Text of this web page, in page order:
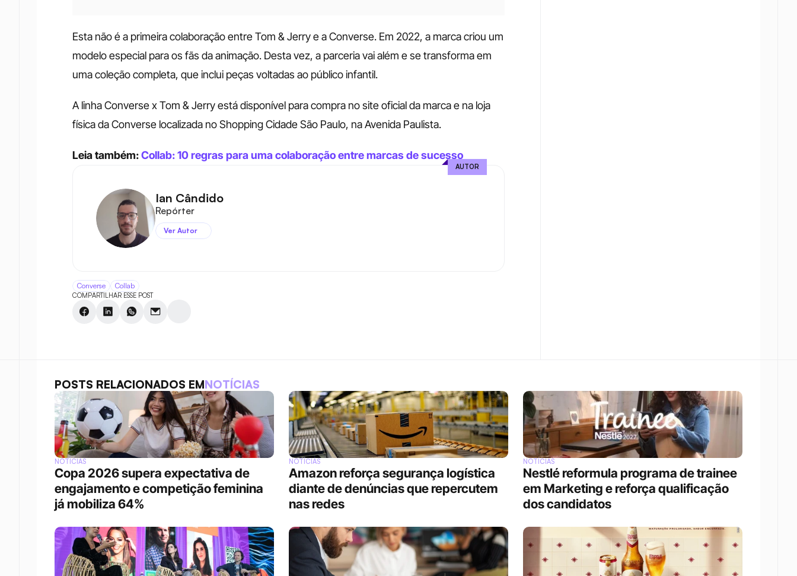
Esta não é a primeira colaboração entre Tom & Jerry e a Converse. Em 2022, a marca criou um
modelo especial para os fãs da animação. Desta vez, a parceria vai além e se transforma em
uma coleção completa, que inclui peças voltadas ao público infantil.
A linha Converse x Tom & Jerry está disponível para compra no site oficial da marca e na loja
física da Converse localizada no Shopping Cidade São Paulo, na Avenida Paulista.
Leia também: Collab: 10 regras para uma colaboração entre marcas de sucesso
Converse Collab
COMPARTILHAR ESSE POST
Ian Cândido
Repórter
Ver Autor
AUTOR
POSTS RELACIONADOS EMNOTÍCIAS
NOTÍCIAS
Copa 2026 supera expectativa de
engajamento e competição feminina
já mobiliza 64%
NOTÍCIAS
Amazon reforça segurança logística
diante de denúncias que repercutem
nas redes
NOTÍCIAS
Nestlé reformula programa de trainee
em Marketing e reforça qualificação
dos candidatos